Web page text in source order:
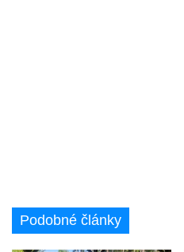
Podobné články